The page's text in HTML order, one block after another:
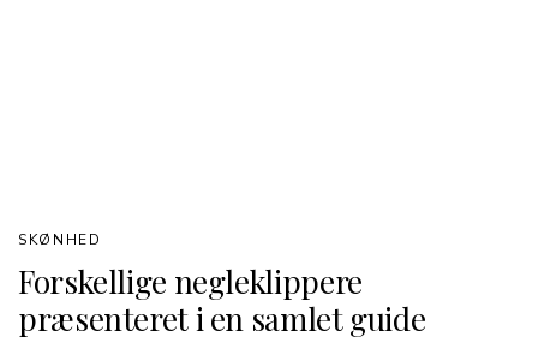
Forskellige negleklippere
præsenteret i en samlet guide
SKØNHED